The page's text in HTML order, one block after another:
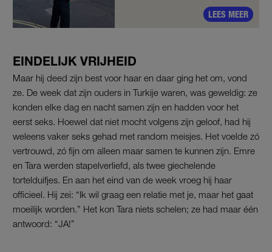
LEES MEER
EINDELIJK VRIJHEID
Maar hij deed zijn best voor haar en daar ging het om, vond
ze. De week dat zijn ouders in Turkije waren, was geweldig: ze
konden elke dag en nacht samen zijn en hadden voor het
eerst seks. Hoewel dat niet mocht volgens zijn geloof, had hij
weleens vaker seks gehad met random meisjes. Het voelde zó
vertrouwd, zó fijn om alleen maar samen te kunnen zijn. Emre
en Tara werden stapelverliefd, als twee giechelende
tortelduifjes. En aan het eind van de week vroeg hij haar
officieel. Hij zei: “Ik wil graag een relatie met je, maar het gaat
moeilijk worden.” Het kon Tara niets schelen; ze had maar één
antwoord: “JA!”